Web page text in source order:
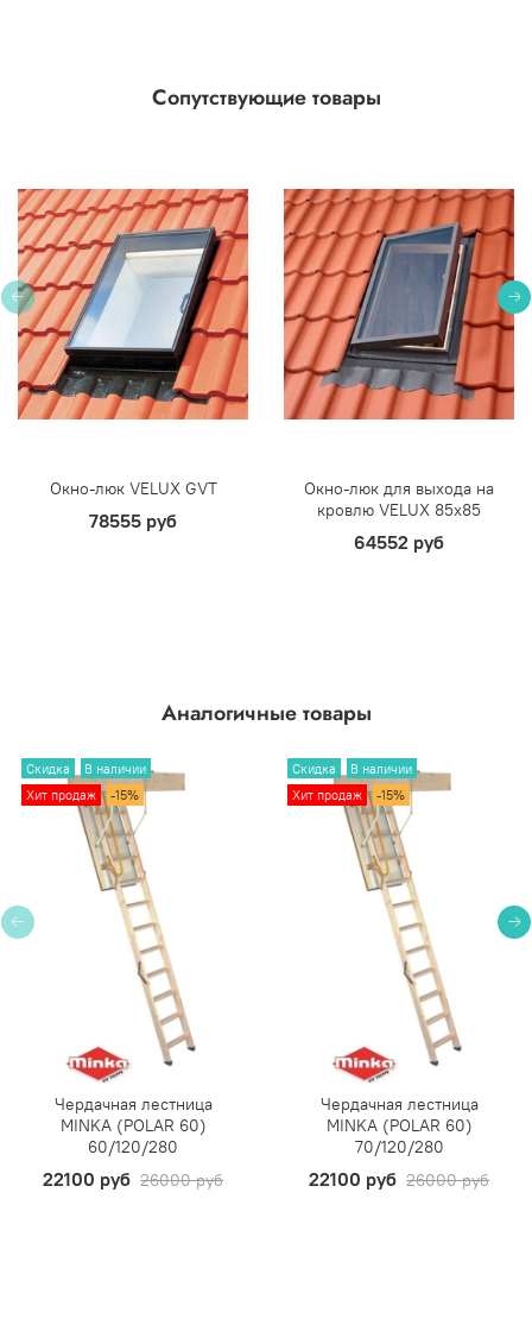
Сопутствующие товары
Окно-люк VELUX GVT
78555 руб
Окно-люк для выхода на
кровлю VELUX 85х85
64552 руб
Аналогичные товары
Скидка
В наличии
Хит продаж
-15%
Чердачная лестница
MINKA (POLAR 60)
60/120/280
22100 руб 26000 руб
Скидка
В наличии
Хит продаж
-15%
Чердачная лестница
MINKA (POLAR 60)
70/120/280
22100 руб 26000 руб